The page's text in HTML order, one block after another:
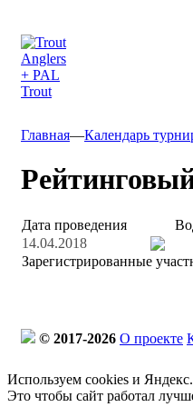
Главная—Календарь
Дата проведения
14.04.2018
Зарегистрированные
© 2017-2026 О проекте
Используем cookies и
Это чтобы сайт работал